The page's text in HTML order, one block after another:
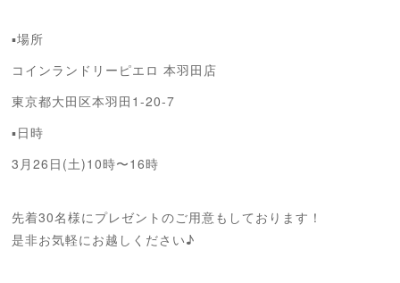
▪️場所
コインランドリーピエロ 本羽田店
東京都大田区本羽田1-20-7
▪️日時
3月26日(土)10時〜16時
先着30名様にプレゼントのご用意もしております！
是非お気軽にお越しください♪